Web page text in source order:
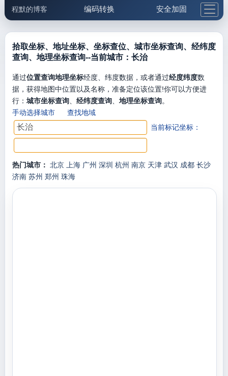
程默的博客 编码转换 安全加固
邮件工具 生活便民 更多工具
拾取坐标、地址坐标、坐标查位、城市坐标查询、经纬度
查询、地理坐标查询--当前城市：长治
通过位置查询地理坐标经度、纬度数据，或者通过经度纬度数
据，获得地图中位置以及名称，准备定位该位置!你可以方便进
行： 城市坐标查询、 经纬度查询、 地理坐标查询。
手动选择城市
查找地域
当前标记坐标：
热门城市： 北京 上海 广州 深圳 杭州 南京 天津 武汉 成都 长沙
济南 苏州 郑州 珠海